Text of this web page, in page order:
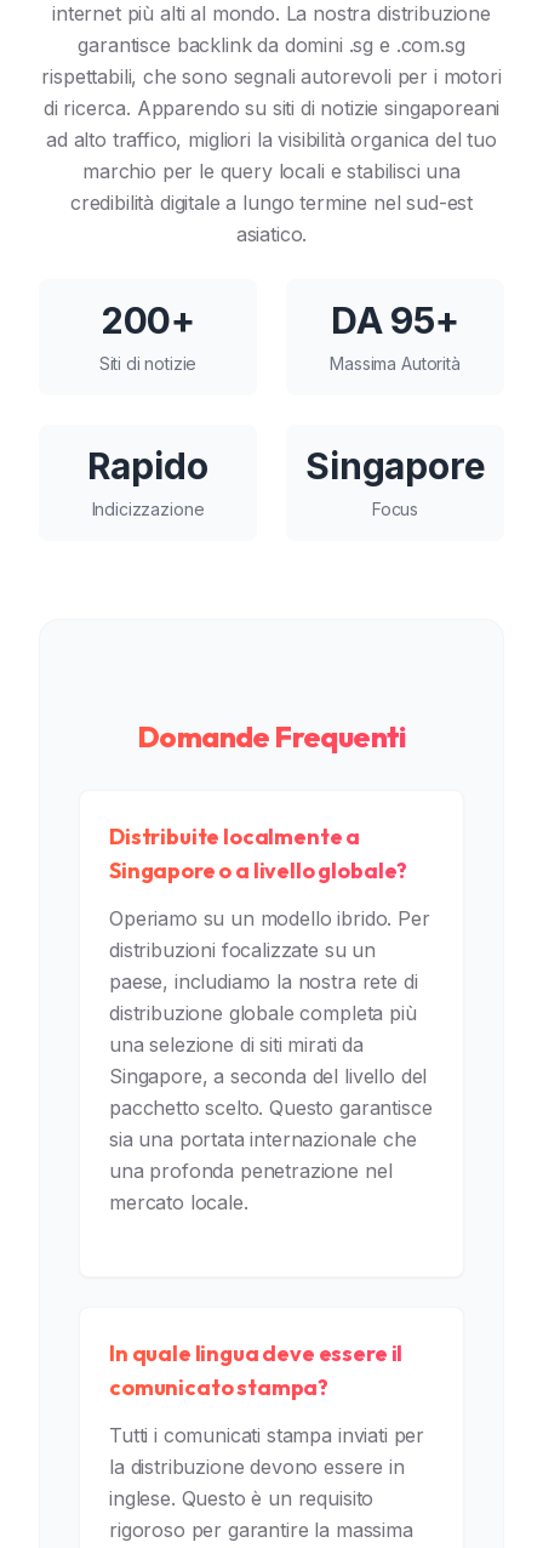
internet più alti al mondo. La nostra distribuzione
garantisce backlink da domini .sg e .com.sg
rispettabili, che sono segnali autorevoli per i motori
di ricerca. Apparendo su siti di notizie singaporeani
ad alto traffico, migliori la visibilità organica del tuo
marchio per le query locali e stabilisci una
credibilità digitale a lungo termine nel sud-est
asiatico.
200+
Siti di notizie
DA 95+
Massima Autorità
Rapido
Indicizzazione
Singapore
Focus
Domande Frequenti
Distribuite localmente a
Singapore o a livello globale?
Operiamo su un modello ibrido. Per
distribuzioni focalizzate su un
paese, includiamo la nostra rete di
distribuzione globale completa più
una selezione di siti mirati da
Singapore, a seconda del livello del
pacchetto scelto. Questo garantisce
sia una portata internazionale che
una profonda penetrazione nel
mercato locale.
In quale lingua deve essere il
comunicato stampa?
Tutti i comunicati stampa inviati per
la distribuzione devono essere in
inglese. Questo è un requisito
rigoroso per garantire la massima